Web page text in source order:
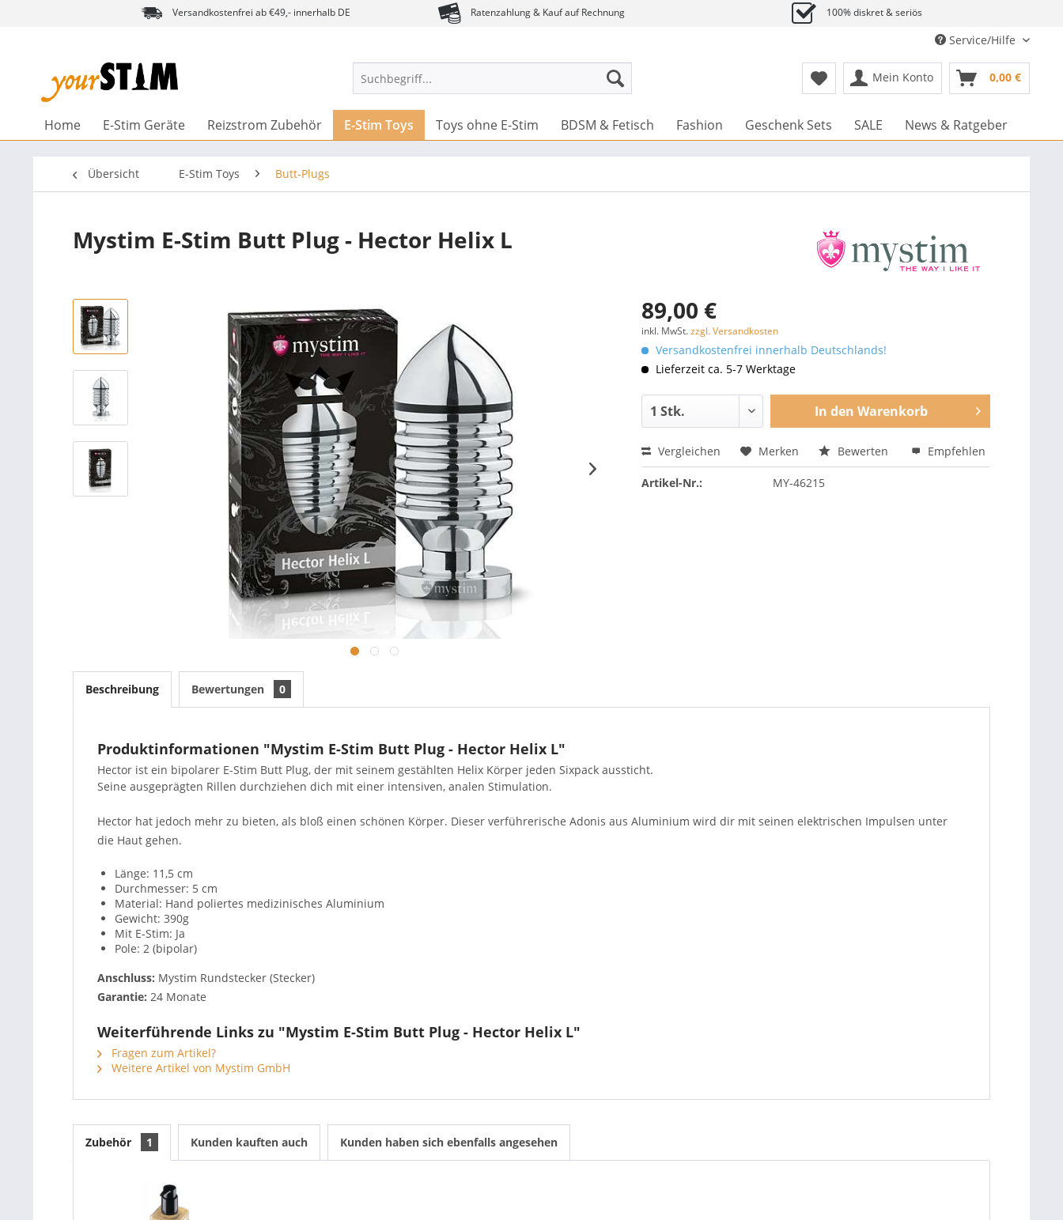
Versandkostenfrei ab €49,- innerhalb DE Ratenzahlung & Kauf auf Rechnung 100% diskret & seriös
Service/Hilfe
Mein Konto 0,00 €
Home E-Stim Geräte Reizstrom Zubehör E-Stim Toys Toys ohne E-Stim BDSM & Fetisch Fashion Geschenk Sets SALE News & Ratgeber
Übersicht E-Stim Toys Butt-Plugs
Mystim E-Stim Butt Plug - Hector Helix L
89,00 €
inkl. MwSt.zzgl. Versandkosten
Versandkostenfrei innerhalb Deutschlands!
Lieferzeit ca. 5-7 Werktage
In den Warenkorb
Vergleichen Merken Bewerten Empfehlen
Artikel-Nr.: MY-46215
Beschreibung Bewertungen 0
Produktinformationen "Mystim E-Stim Butt Plug - Hector Helix L"
Hector ist ein bipolarer E-Stim Butt Plug, der mit seinem gestählten Helix Körper jeden Sixpack aussticht.
Seine ausgeprägten Rillen durchziehen dich mit einer intensiven, analen Stimulation.
Hector hat jedoch mehr zu bieten, als bloß einen schönen Körper. Dieser verführerische Adonis aus Aluminium wird dir mit seinen elektrischen Impulsen unter
die Haut gehen.
Länge: 11,5 cm
Durchmesser: 5 cm
Material: Hand poliertes medizinisches Aluminium
Gewicht: 390g
Mit E-Stim: Ja
Pole: 2 (bipolar)
Anschluss: Mystim Rundstecker (Stecker)
Garantie: 24 Monate
Weiterführende Links zu "Mystim E-Stim Butt Plug - Hector Helix L"
Fragen zum Artikel?
Weitere Artikel von Mystim GmbH
Zubehör 1 Kunden kauften auch Kunden haben sich ebenfalls angesehen